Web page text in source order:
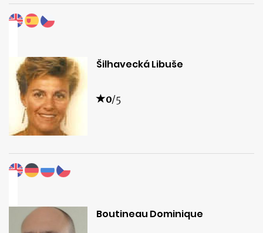
Šilhavecká Libuše
0/5
Boutineau Dominique